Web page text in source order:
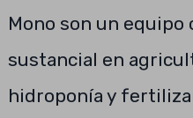
Mono son un equipo
sustancial en
hidroponía y